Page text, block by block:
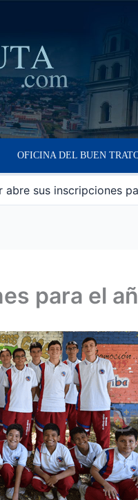
OFICINA DEL BUEN
abre sus inscripciones
para el